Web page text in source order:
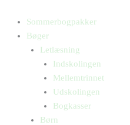
Sommerbogpakker
Bøger
Letlæsning
Indskolingen
Mellemtrinnet
Udskolingen
Bogkasser
Børn